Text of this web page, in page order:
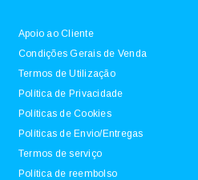
Apoio ao Cliente
Condições Gerais de Venda
Termos de Utilização
Política de Privacidade
Políticas de Cookies
Políticas de Envio/Entregas
Termos de serviço
Política de reembolso